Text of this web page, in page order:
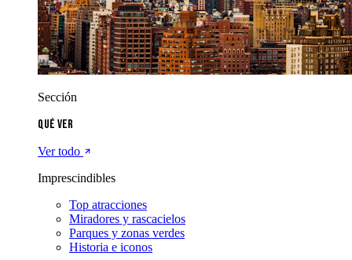
Sección
Qué ver
Ver todo
Imprescindibles
Top atracciones
Miradores y rascacielos
Parques y zonas verdes
Historia e iconos